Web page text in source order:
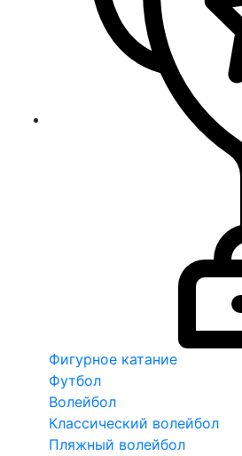
Фигурное катание
Футбол
Волейбол
Классический волейбол
Пляжный волейбол